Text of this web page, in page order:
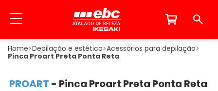
Depilação e estética Acessórios para depilação
Pinca Proart Preta Ponta Reta
PROART - Pinca Proart Preta Ponta Reta